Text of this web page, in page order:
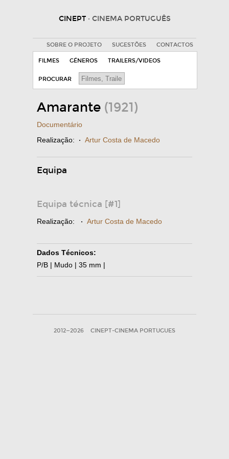
CINEPT · CINEMA PORTUGUÊS
SOBRE O PROJETO SUGESTÕES CONTACTOS
FILMES GÉNEROS TRAILERS/VIDEOS
PROCURAR
Amarante (1921)
Documentário
Realização: · Artur Costa de Macedo
Equipa
Equipa técnica [#1]
Realização: · Artur Costa de Macedo
Dados Técnicos:
P/B | Mudo | 35 mm |
2012—2026 CINEPT-CINEMA PORTUGUES